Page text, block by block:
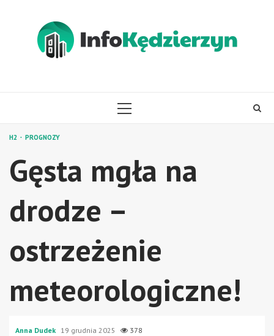
PRIMARY
H2 PROGNOZY
Gęsta mgła na
drodze –
ostrzeżenie
meteorologiczne!
Anna Dudek 19 grudnia 2025 378